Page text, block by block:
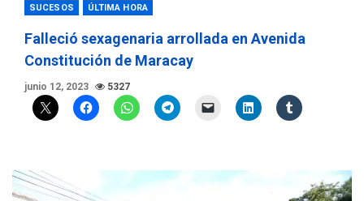
SUCESOS ÚLTIMA HORA
Falleció sexagenaria arrollada en Avenida
Constitución de Maracay
junio 12, 2023 5327